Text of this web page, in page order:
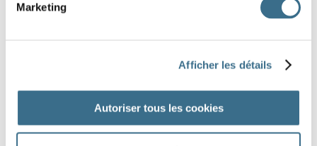
Marketing
Afficher les détails
Autoriser tous les cookies